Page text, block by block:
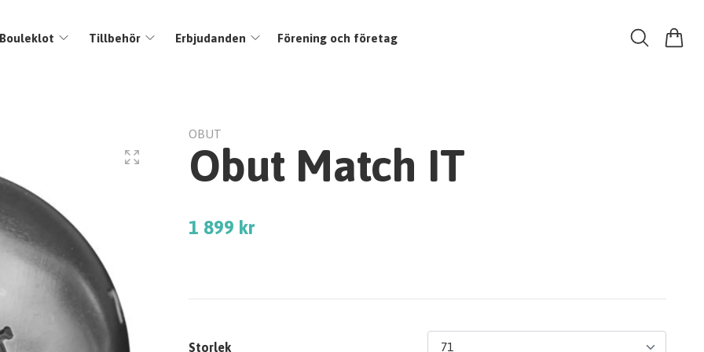
Bouleklot Tillbehör Erbjudanden Förening och företag
OBUT
Obut Match IT
1 899 kr
Storlek